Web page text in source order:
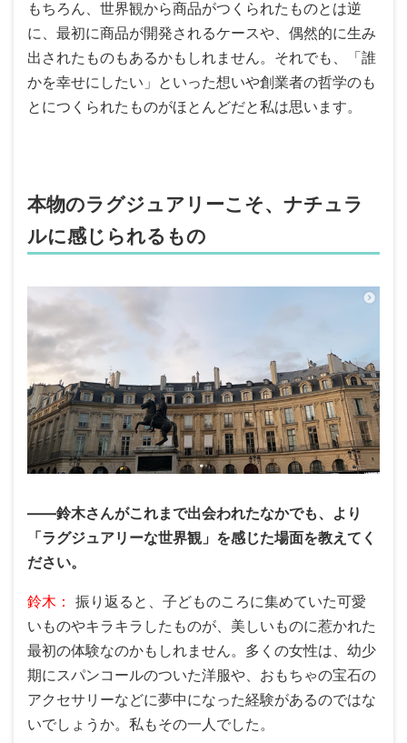
もちろん、世界観から商品がつくられたものとは逆
に、最初に商品が開発されるケースや、偶然的に生み
出されたものもあるかもしれません。それでも、「誰
かを幸せにしたい」といった想いや創業者の哲学のも
とにつくられたものがほとんどだと私は思います。
本物のラグジュアリーこそ、ナチュラ
ルに感じられるもの
――鈴木さんがこれまで出会われたなかでも、より
「ラグジュアリーな世界観」を感じた場面を教えてく
ださい。
鈴木： 振り返ると、子どものころに集めていた可愛
いものやキラキラしたものが、美しいものに惹かれた
最初の体験なのかもしれません。多くの女性は、幼少
期にスパンコールのついた洋服や、おもちゃの宝石の
アクセサリーなどに夢中になった経験があるのではな
いでしょうか。私もその一人でした。